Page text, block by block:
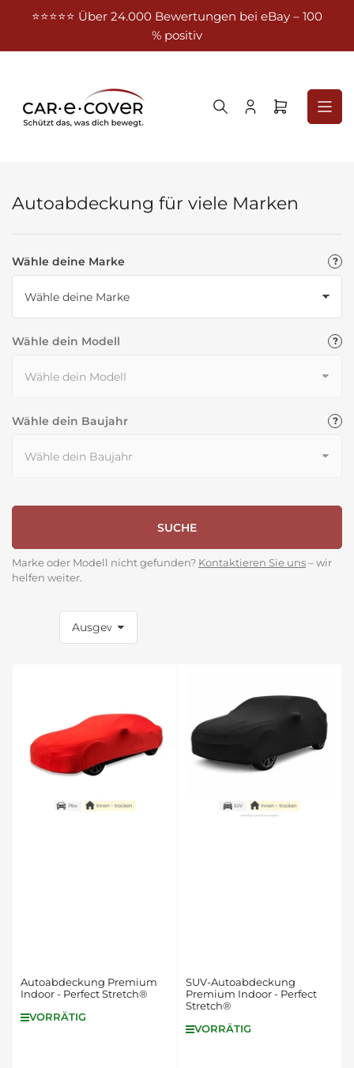
Inhalt
⭐⭐⭐⭐⭐ Über 24.000 Bewertungen bei eBay – 100
% positiv
Anmelden
Mini-
Warenkorb
Autoabdeckung für viele Marken
Wähle deine Marke
Wähle dein Modell
Wähle dein Baujahr
SUCHE
Marke oder Modell nicht gefunden? Kontaktieren Sie uns – wir
helfen weiter.
S
e
n
c
h
Autoabdeckung Premium
Indoor - Perfect Stretch®
VORRÄTIG
SUV-Autoabdeckung
Premium Indoor - Perfect
Stretch®
VORRÄTIG